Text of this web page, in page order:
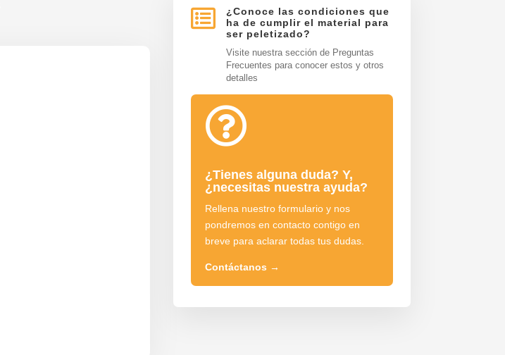

¿Conoce las condiciones que
ha de cumplir el material para
ser peletizado?
Visite nuestra sección de Preguntas
Frecuentes para conocer estos y otros
detalles

¿Tienes alguna duda? Y,
¿necesitas nuestra ayuda?
Rellena nuestro formulario y nos
pondremos en contacto contigo en
breve para aclarar todas tus dudas.
Contáctanos →